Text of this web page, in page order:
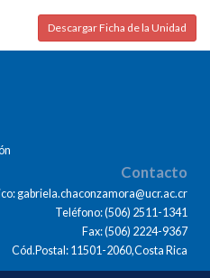
Descargar Ficha de la Unidad
Contacto
gabriela.chaconzamora@ucr.ac.cr
Teléfono: (506) 2511-1341
Fax: (506) 2224-9367
Cód.Postal: 11501-2060,Costa Rica